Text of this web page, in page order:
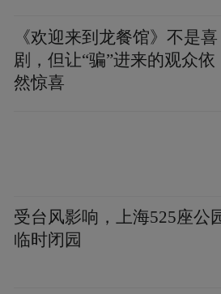
公开举报河南济源市委书
市政府秘书长、济源示范
源市委书记张战伟掌掴
称，此事诱发了翟伟栋的
伟栋的妻子，倍感痛苦与
《欢迎来到龙餐馆》不是喜
剧，但让“骗”进来的观众依
然惊喜
受台风影响，上海525座公
临时闭园